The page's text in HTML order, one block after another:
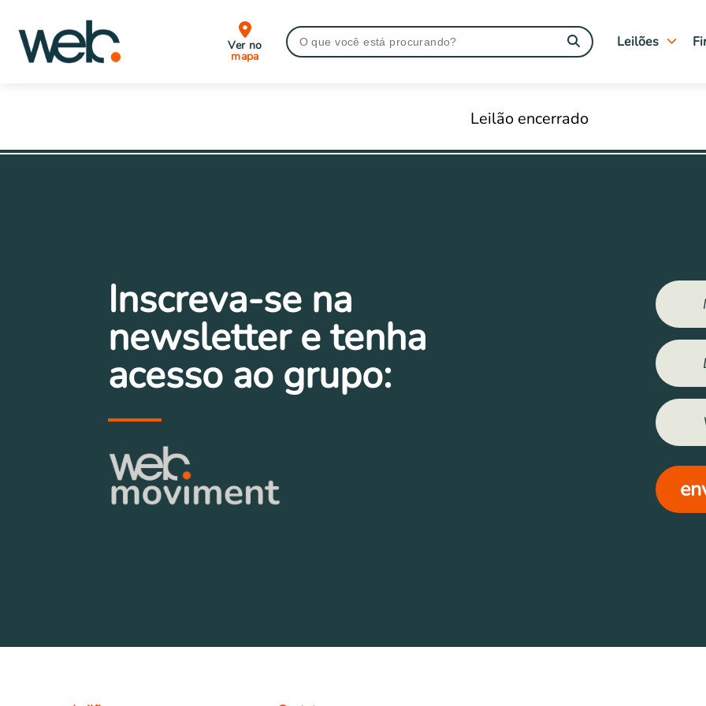
Ver no
mapa
Imóveis Caixa
Leilões
Leilão encerrado
Inscreva-se na
newsletter e tenha
acesso ao grupo: